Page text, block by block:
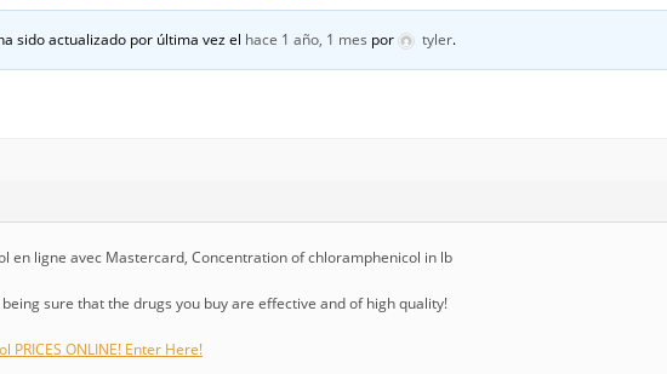
sido actualizado por última vez el hace 1 año, 1 mes por tyler.
en ligne avec Mastercard, Concentration of chloramphenicol in lb
sure that the drugs you buy are effective and of high quality!
PRICES ONLINE! Enter Here!